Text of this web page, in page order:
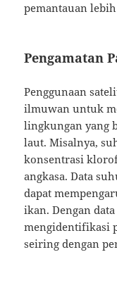
pemantauan
Pengamatan
Penggunaan
ilmuwan untuk
lingkungan yang
laut. Misalnya,
konsentrasi
angkasa. Data
dapat
ikan. Dengan
mengidentifikasi
seiring dengan